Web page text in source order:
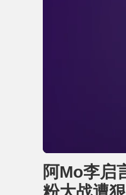
n
t
e
阿Mo李启